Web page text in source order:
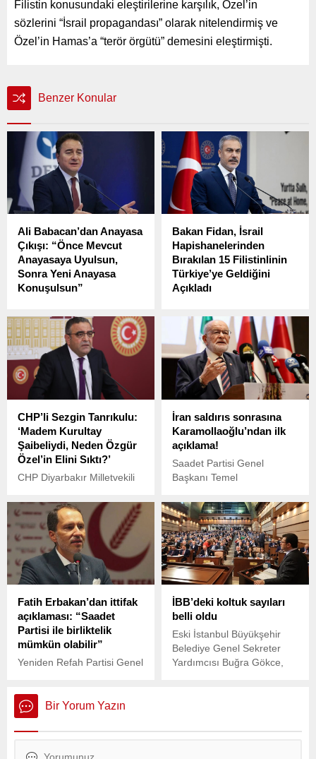
Filistin konusundaki eleştirilerine karşılık, Özel’in
sözlerini “İsrail propagandası” olarak nitelendirmiş ve
Özel’in Hamas’a “terör örgütü” demesini eleştirmişti.
Benzer Konular
Ali Babacan’dan Anayasa
Çıkışı: “Önce Mevcut
Anayasaya Uyulsun,
Sonra Yeni Anayasa
Konuşulsun”
Ali Babacan, Habertürk
TV’de katıldığı programda
gündeme dair önemli
değerlendirmelerde
bulundu.
Bakan Fidan, İsrail
Hapishanelerinden
Bırakılan 15 Filistinlinin
Türkiye’ye Geldiğini
Açıkladı
Fidan, İsrail
hapishanelerinden serbest
bırakılan 15 Filistinlinin
Türkiye’ye geldiğini
duyurdu.
CHP’li Sezgin Tanrıkulu:
‘Madem Kurultay
Şaibeliydi, Neden Özgür
Özel’in Elini Sıktı?’
CHP Diyarbakır Milletvekili
Cumhuriyet Başsavcılığı’nın
CHP’nin 38. Olağan
Kurultayı hakkındaki “para
karşılığı oy kullandırıldığı”
iddialarıyla ilgili başlattığı
soruşturmayı eleştirerek
yaptı.
İran saldırıs sonrasına
Karamollaoğlu’ndan ilk
açıklama!
Saadet Partisi Genel
Başkanı Temel
misillemesini ardından
açıklamalarda bulundu.
Fatih Erbakan’dan ittifak
açıklaması: “Saadet
Partisi ile birliktelik
mümkün olabilir”
Yeniden Refah Partisi Genel
ittifak yapma ihtimalini
reddetti. Ancak Saadet
Partisi ile benzer görüşleri
İBB’deki koltuk sayıları
belli oldu
Eski İstanbul Büyükşehir
Belediye Genel Sekreter
Yardımcısı Buğra Gökce,
ilişkin açıklamalarda
Bir Yorum Yazın